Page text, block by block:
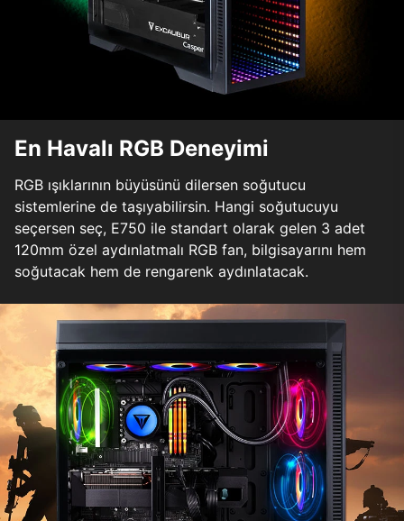
En Havalı RGB Deneyimi
RGB ışıklarının büyüsünü dilersen soğutucu
sistemlerine de taşıyabilirsin. Hangi soğutucuyu
seçersen seç, E750 ile standart olarak gelen 3 adet
120mm özel aydınlatmalı RGB fan, bilgisayarını hem
soğutacak hem de rengarenk aydınlatacak.